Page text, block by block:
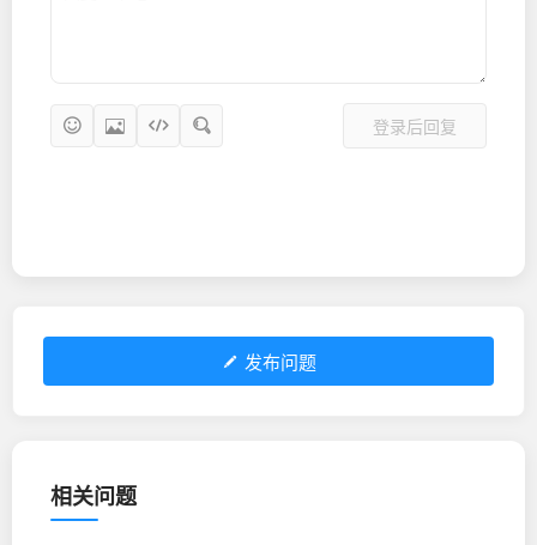
登录后回复
发布问题
相关问题